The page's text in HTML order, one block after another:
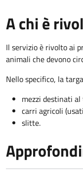
A chi è
Il servizio è rivolto ai
animali che devono
Nello specifico, la
mezzi destinati
carri agricoli
slitte.